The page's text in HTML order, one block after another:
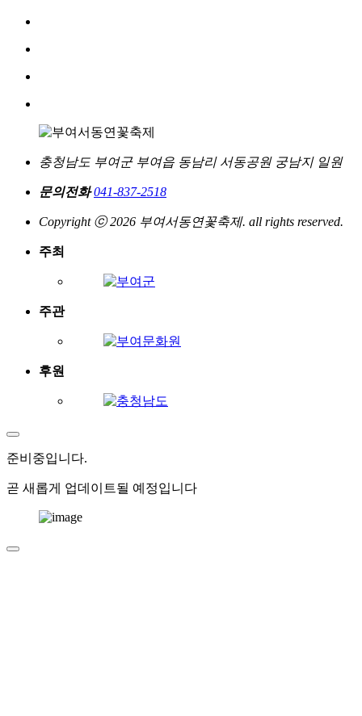
충청남도 부여군 부여읍 동남리 서동공원 궁남지 일원
문의전화 041-837-2518
Copyright ⓒ 2026 부여서동연꽃축제. all rights reserved.
주최
주관
후원
준비중입니다.
곧 새롭게 업데이트될 예정입니다